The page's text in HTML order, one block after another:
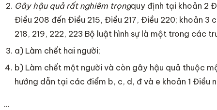
Gây hậu quả rất nghiêm trọngquy định tại khoản 2
Điều 208 đến Điều 215, Điều 217, Điều 220; khoản 3
218, 219, 222, 223 Bộ luật hình sự là một trong các
a) Làm chết hai người;
b) Làm chết một người và còn gây hậu quả thuộc
hướng dẫn tại các điểm b, c, d, đ và e khoản 1 Điều
…